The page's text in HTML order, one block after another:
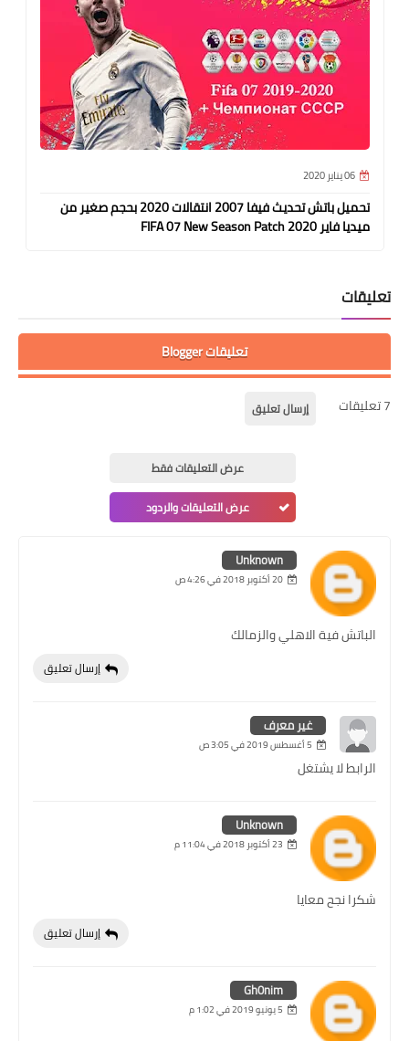
06 يناير 2020
تحميل باتش تحديث فيفا 2007 انتقالات 2020 بحجم صغير من
ميديا فاير FIFA 07 New Season Patch 2020
تعليقات
تعليقات Blogger
7 تعليقات إرسال تعليق
عرض التعليقات فقط
عرض التعليقات والردود
Unknown
20 أكتوبر 2018 في 4:26 ص
الباتش فية الاهلي والزمالك
إرسال تعليق
غير معرف
5 أغسطس 2019 في 3:05 ص
الرابط لا يشتغل
Unknown
23 أكتوبر 2018 في 11:04 م
شكرا نجح معايا
إرسال تعليق
Gh0nim
5 يونيو 2019 في 1:02 م